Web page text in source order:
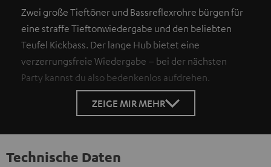
Zwei große Tieftöner und Bassreflexrohre bürgen für
eine straffe Tieftonwiedergabe und den beliebten
Teufel Kickbass. Der lange Hub bietet eine
verzerrungsfreie Wiedergabe – bei der nächsten
Party kannst du also bedenkenlos aufdrehen.
ZEIGE MIR MEHR
Technische Daten